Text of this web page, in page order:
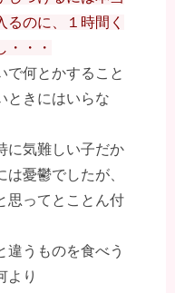
るのに、１時間く
・・・
で何とかすること
ときにはいらな
に気難しい子だか
憂鬱でしたが、
思ってとことん付
違うものを食べう
より